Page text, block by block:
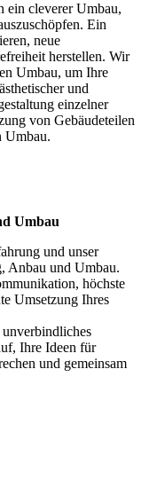
ein cleverer Umbau,
Ein
neue
herstellen. Wir
Umbau, um Ihre
und
einzelner
von Gebäudeteilen
Umbau.
Umbau
und unser
Anbau und Umbau.
höchste
Umsetzung Ihres
Ihre Ideen für
und gemeinsam